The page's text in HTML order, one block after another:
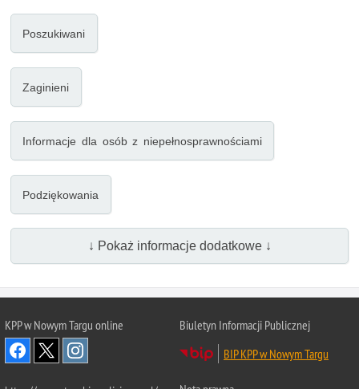
Poszukiwani
Zaginieni
Informacje dla osób z niepełnosprawnościami
Podziękowania
↓ Pokaż informacje dodatkowe ↓
KPP w Nowym Targu online
Biuletyn Informacji Publicznej
BIP KPP w Nowym Targu